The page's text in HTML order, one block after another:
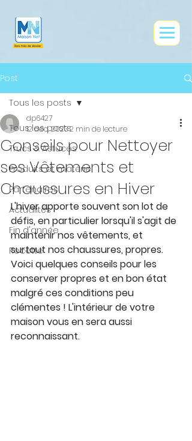
Post
Tous les posts
Trucs & Astuces
Produits et matériel
Partenaires
Actualités
Fin d'année
Recette
Tous les posts
Conseils pour Nettoyer
ses Vêtements et
Chaussures en Hiver
dp6427
12 déc. 20232 min de lecture
L'hiver apporte souvent son lot de
défis, en particulier lorsqu'il s'agit de
maintenir nos vêtements, et
surtout nos chaussures, propres.
Voici quelques conseils pour les
conserver propres et en bon état
malgré ces conditions peu
clémentes ! L'intérieur de votre
maison vous en sera aussi
reconnaissant.